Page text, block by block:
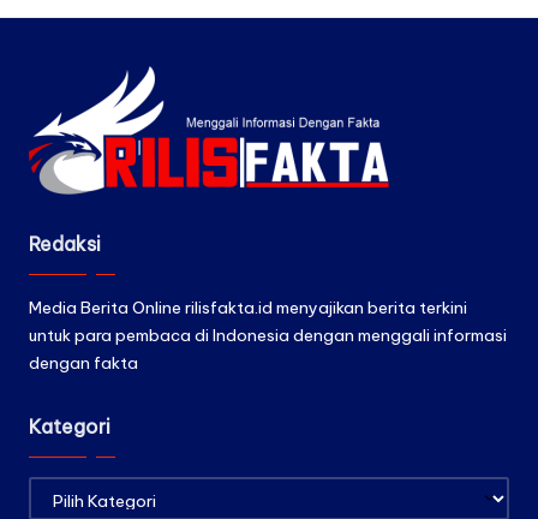
Redaksi
Media Berita Online rilisfakta.id menyajikan berita terkini
untuk para pembaca di Indonesia dengan menggali informasi
dengan fakta
Kategori
Kategori